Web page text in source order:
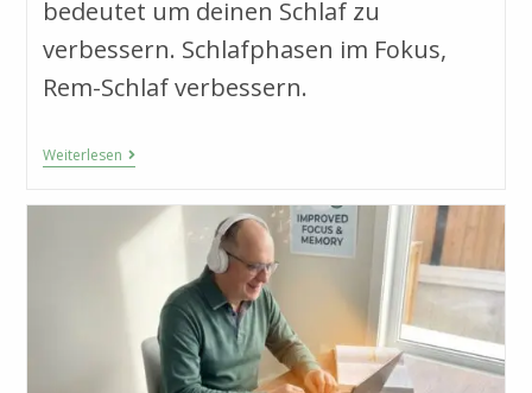
bedeutet um deinen Schlaf zu
verbessern. Schlafphasen im Fokus,
Rem-Schlaf verbessern.
WeiterlesenBesser
Einschlafen:
Du
Deinen
REM-
Mehr
Leichtigkeit
Alltag
Optimierst